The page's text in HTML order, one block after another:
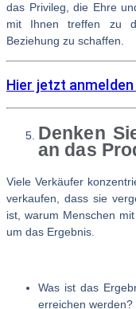
das Privileg, die Ehre
mit Ihnen treffen zu
Beziehung zu schaffen.
Hier jetzt
Denken
an das
Viele Verkäufer
verkaufen, dass sie
ist, warum Menschen
um das Ergebnis.
Was ist das
erreichen werden?